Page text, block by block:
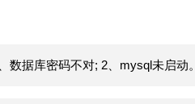
数据库密码不对; 2、mysql未启动。